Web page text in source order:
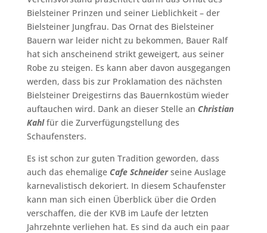
Bielsteiner Prinzen und seiner Lieblichkeit – der
Bielsteiner Jungfrau. Das Ornat des Bielsteiner
Bauern war leider nicht zu bekommen, Bauer Ralf
hat sich anscheinend strikt geweigert, aus seiner
Robe zu steigen. Es kann aber davon ausgegangen
werden, dass bis zur Proklamation des nächsten
Bielsteiner Dreigestirns das Bauernkostüm wieder
auftauchen wird. Dank an dieser Stelle an Christian
Kahlfür die Zurverfügungstellung des
Schaufensters.
Es ist schon zur guten Tradition geworden, dass
auch das ehemalige Cafe Schneiderseine Auslage
karnevalistisch dekoriert. In diesem Schaufenster
kann man sich einen Überblick über die Orden
verschaffen, die der KVB im Laufe der letzten
Jahrzehnte verliehen hat. Es sind da auch ein paar